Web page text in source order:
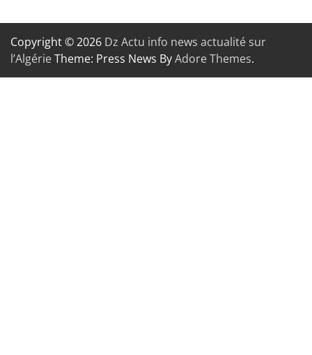
Copyright © 2026 Dz Actu info news actualité sur
l’AlgérieTheme: Press News ByAdore Themes.